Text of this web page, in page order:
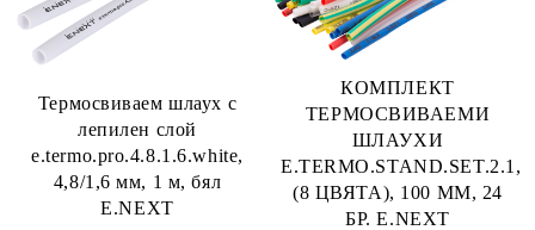
Термосвиваем шлаух с
лепилен слой
e.termo.pro.4.8.1.6.white,
4,8/1,6 мм, 1 м, бял
E.NEXT
КОМПЛЕКТ
ТЕРМОСВИВАЕМИ
ШЛАУХИ
E.TERMO.STAND.SET.2.1,
(8 ЦВЯТА), 100 ММ, 24
БР. E.NEXT